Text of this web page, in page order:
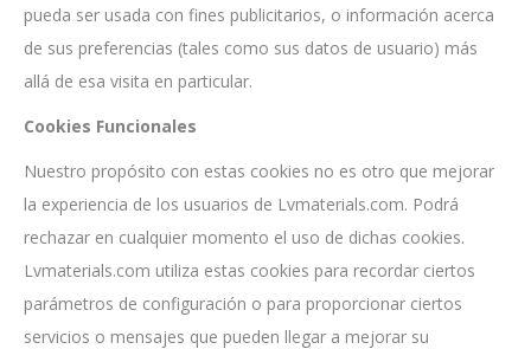
pueda ser usada con fines publicitarios, o información acerca
de sus preferencias (tales como sus datos de usuario) más
allá de esa visita en particular.
Cookies Funcionales
Nuestro propósito con estas cookies no es otro que mejorar
la experiencia de los usuarios de Lvmaterials.com. Podrá
rechazar en cualquier momento el uso de dichas cookies.
Lvmaterials.com utiliza estas cookies para recordar ciertos
parámetros de configuración o para proporcionar ciertos
servicios o mensajes que pueden llegar a mejorar su